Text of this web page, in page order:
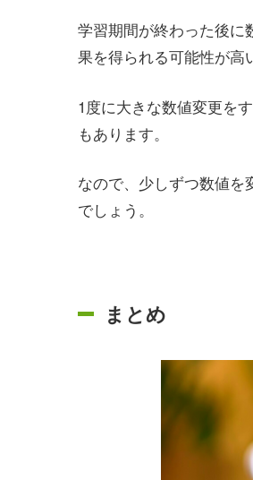
学習期間が終わった後に
果を得られる可能性が高
1度に大きな数値変更を
もあります。
なので、少しずつ数値を
でしょう。
まとめ